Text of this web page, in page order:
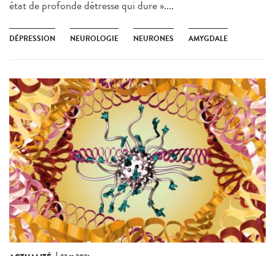
état de profonde détresse qui dure »....
DÉPRESSION NEUROLOGIE NEURONES AMYGDALE